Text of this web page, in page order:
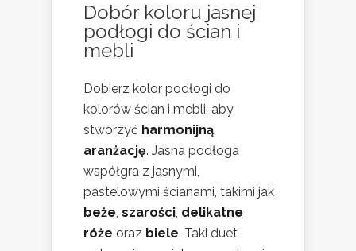
Dobór koloru jasnej
podłogi do ścian i
mebli
Dobierz kolor podłogi do
kolorów ścian i mebli, aby
stworzyć harmonijną
aranżację. Jasna podłoga
współgra z jasnymi,
pastelowymi ścianami, takimi jak
beże, szarości, delikatne
róże oraz biele. Taki duet